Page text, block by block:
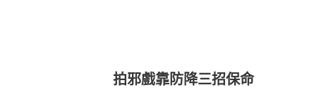
拍邪戲靠防降三招保命